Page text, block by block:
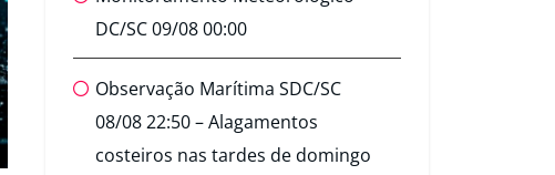
DC/SC 09/08 00:00
Observação Marítima SDC/SC
08/08 22:50 – Alagamentos
costeiros nas tardes de domingo